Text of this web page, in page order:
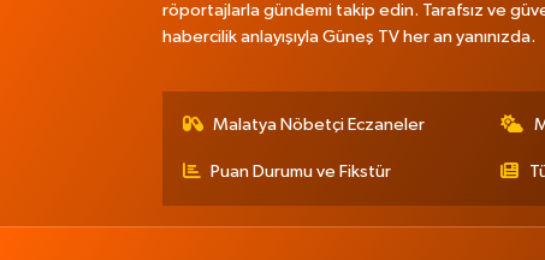
röportajlarla gündemi takip edin. Tarafsız ve
habercilik anlayışıyla Güneş TV her an yanınızda.
Malatya Nöbetçi Eczaneler
Puan Durumu ve Fikstür